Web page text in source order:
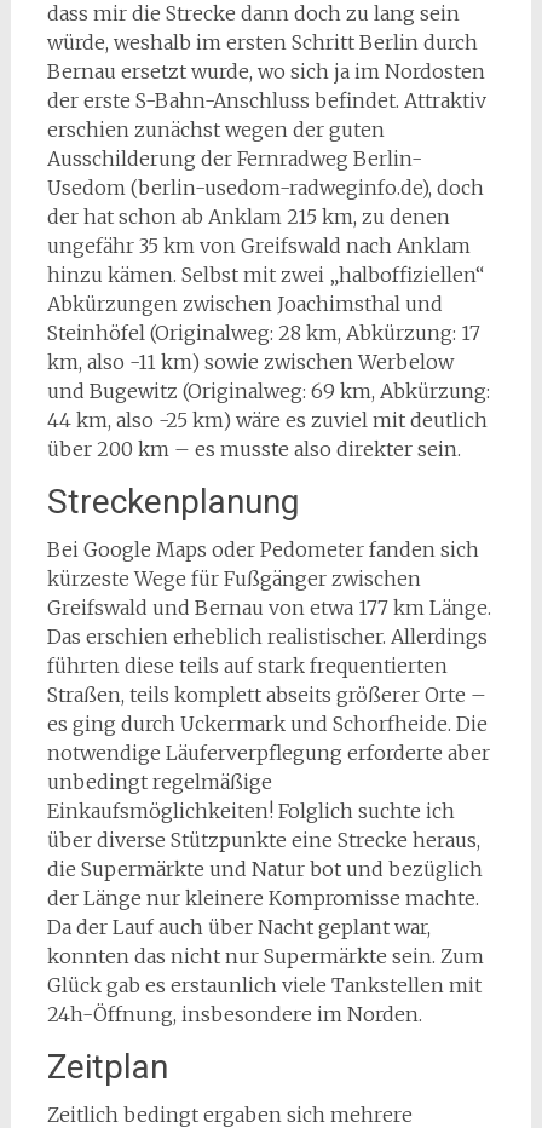
dass mir die Strecke dann doch zu lang sein
würde, weshalb im ersten Schritt Berlin durch
Bernau ersetzt wurde, wo sich ja im Nordosten
der erste S-Bahn-Anschluss befindet. Attraktiv
erschien zunächst wegen der guten
Ausschilderung der Fernradweg Berlin-
Usedom (berlin-usedom-radweginfo.de), doch
der hat schon ab Anklam 215 km, zu denen
ungefähr 35 km von Greifswald nach Anklam
hinzu kämen. Selbst mit zwei „halboffiziellen“
Abkürzungen zwischen Joachimsthal und
Steinhöfel (Originalweg: 28 km, Abkürzung: 17
km, also -11 km) sowie zwischen Werbelow
und Bugewitz (Originalweg: 69 km, Abkürzung:
44 km, also -25 km) wäre es zuviel mit deutlich
über 200 km – es musste also direkter sein.
Streckenplanung
Bei Google Maps oder Pedometer fanden sich
kürzeste Wege für Fußgänger zwischen
Greifswald und Bernau von etwa 177 km Länge.
Das erschien erheblich realistischer. Allerdings
führten diese teils auf stark frequentierten
Straßen, teils komplett abseits größerer Orte –
es ging durch Uckermark und Schorfheide. Die
notwendige Läuferverpflegung erforderte aber
unbedingt regelmäßige
Einkaufsmöglichkeiten! Folglich suchte ich
über diverse Stützpunkte eine Strecke heraus,
die Supermärkte und Natur bot und bezüglich
der Länge nur kleinere Kompromisse machte.
Da der Lauf auch über Nacht geplant war,
konnten das nicht nur Supermärkte sein. Zum
Glück gab es erstaunlich viele Tankstellen mit
24h-Öffnung, insbesondere im Norden.
Zeitplan
Zeitlich bedingt ergaben sich mehrere